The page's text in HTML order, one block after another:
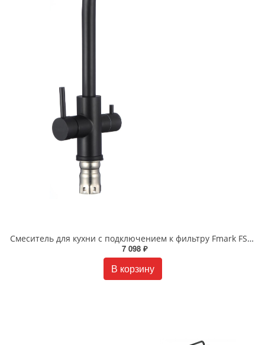
Смеситель для кухни с подключением к фильтру Fmark FS0962H черный
7 098 ₽
В корзину